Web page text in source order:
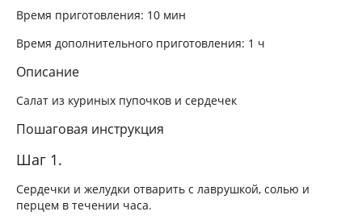
Время приготовления: 10 мин
Время дополнительного приготовления: 1 ч
Описание
Салат из куриных пупочков и сердечек
Пошаговая инструкция
Шаг 1.
Сердечки и желудки отварить с лаврушкой, солью и
перцем в течении часа.